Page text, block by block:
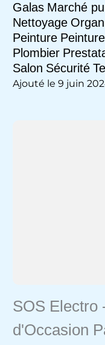
Galas Marché
Nettoyage
Peinture
Plombier
Salon Sécurité
Ajouté le 9 juin
SOS Electro
d'Occasion